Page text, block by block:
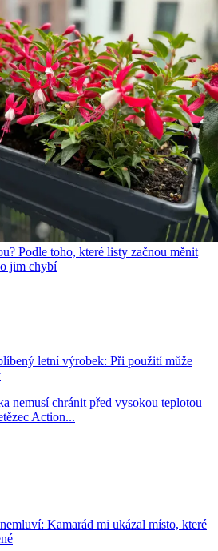
Podle toho, které listy začnou měnit
jim chybí
letní výrobek: Při použití může
nemusí chránit před vysokou teplotou
Action...
Kamarád mi ukázal místo, které